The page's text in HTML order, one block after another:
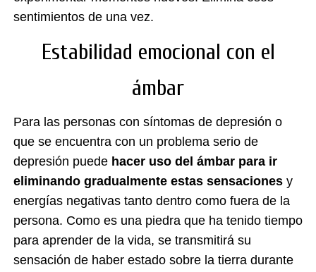
sentimientos de una vez.
Estabilidad emocional con el
ámbar
Para las personas con síntomas de depresión o
que se encuentra con un problema serio de
depresión puede hacer uso del ámbar para ir
eliminando gradualmente estas sensaciones y
energías negativas tanto dentro como fuera de la
persona. Como es una piedra que ha tenido tiempo
para aprender de la vida, se transmitirá su
sensación de haber estado sobre la tierra durante